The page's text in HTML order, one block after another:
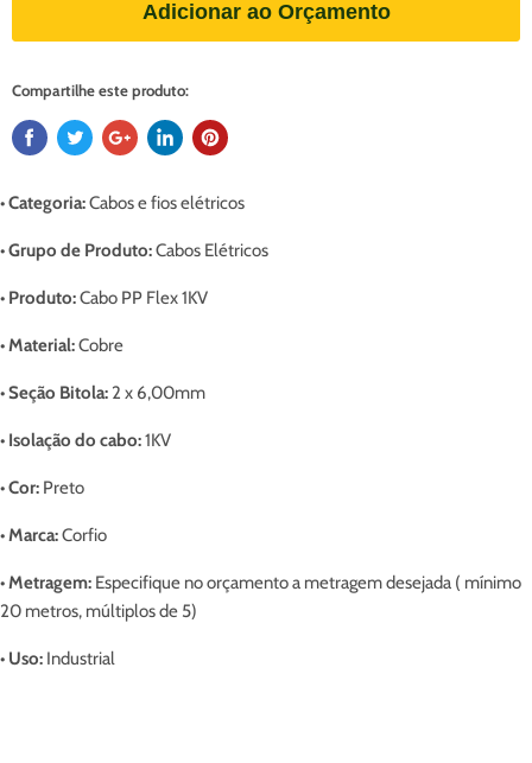
Adicionar ao Orçamento
Compartilhe este produto:
• Categoria:Cabos e fios elétricos
• Grupo de Produto:Cabos Elétricos
• Produto:Cabo PP Flex 1KV
• Material:Cobre
• Seção Bitola: 2 x 6,00mm
• Isolação do cabo:1KV
• Cor: Preto
• Marca:Corfio
• Metragem: Especifique no orçamento a metragem desejada ( mínimo
20 metros, múltiplos de 5)
• Uso: Industrial